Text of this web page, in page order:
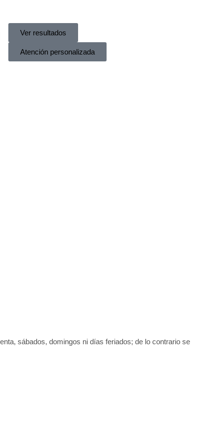
Ver resultados
Atención personalizada
sábados, domingos ni días feriados; de lo contrario se